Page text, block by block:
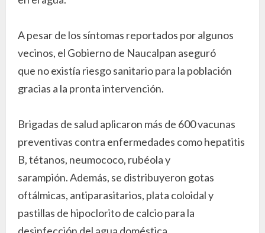
A pesar de los síntomas reportados por algunos
vecinos, el Gobierno de Naucalpan aseguró
que no existía riesgo sanitario para la población
gracias a la pronta intervención.
Brigadas de salud aplicaron más de 600 vacunas
preventivas contra enfermedades como hepatitis
B, tétanos, neumococo, rubéola y
sarampión. Además, se distribuyeron gotas
oftálmicas, antiparasitarios, plata coloidal y
pastillas de hipoclorito de calcio para la